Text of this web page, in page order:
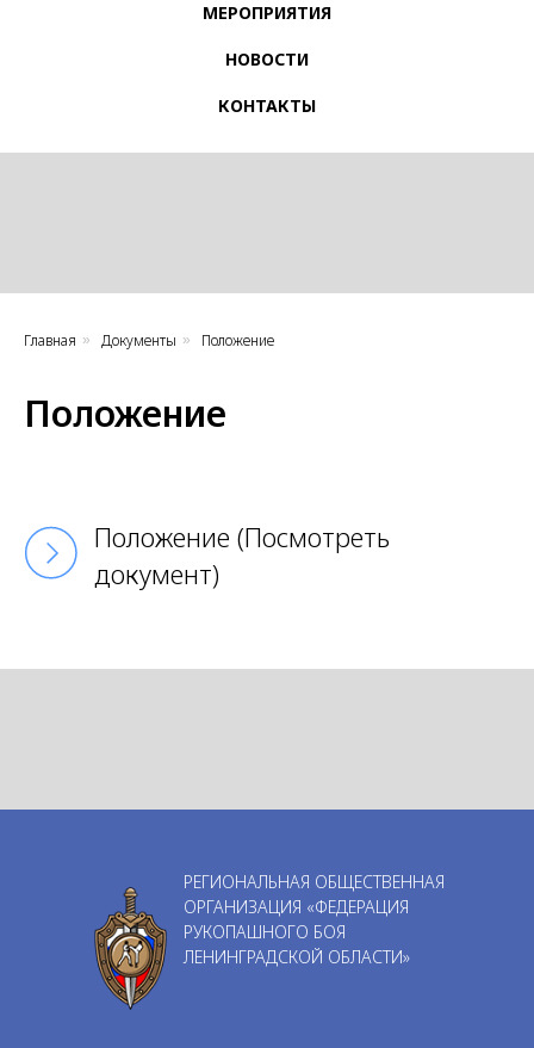
МЕРОПРИЯТИЯ
НОВОСТИ
КОНТАКТЫ
Главная » Документы » Положение
Положение
Положение (Посмотреть
документ)
РЕГИОНАЛЬНАЯ ОБЩЕСТВЕННАЯ
ОРГАНИЗАЦИЯ «ФЕДЕРАЦИЯ
РУКОПАШНОГО БОЯ
ЛЕНИНГРАДСКОЙ ОБЛАСТИ»